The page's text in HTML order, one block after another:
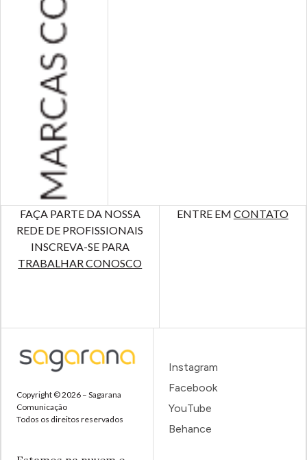
FAÇA PARTE DA NOSSA
REDE DE PROFISSIONAIS
INSCREVA-SE PARA
TRABALHAR CONOSCO
ENTRE EM CONTATO
Copyright © 2026 – Sagarana
Comunicação
Todos os direitos reservados
Instagram
Facebook
YouTube
Behance